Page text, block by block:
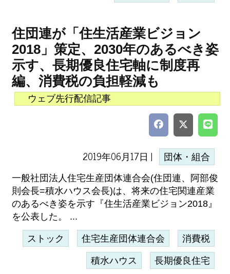
住団連が「住生活産業ビジョン
2018」策定、2030年のあるべき姿
示す、長期優良住宅軸に制度再
編、消費税の負担軽減も
ウェブ先行配信記事
2019年06月17日 | 団体・組合
一般社団法人住宅生産団体連合会(住団連、阿部俊
則会長=積水ハウス会長)は、将来の住宅関連産業
のあるべき姿を示す『住生活産業ビジョン2018』
を公表した。 ...
ストック 住宅生産団体連合会 消費税
積水ハウス 長期優良住宅